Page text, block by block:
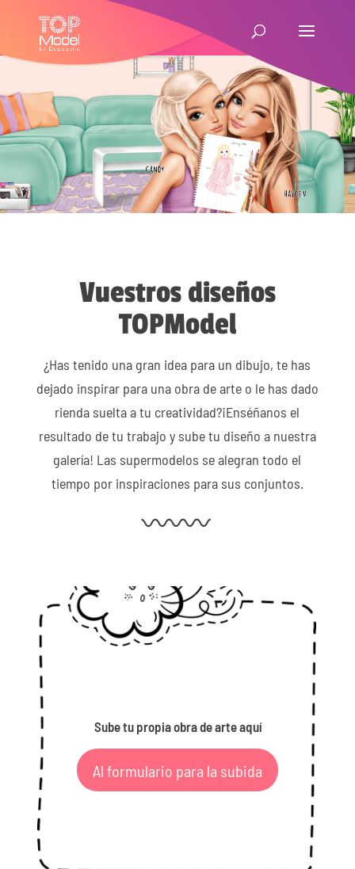
Vuestros diseños
TOPModel
¿Has tenido una gran idea para un dibujo, te has
dejado inspirar para una obra de arte o le has dado
rienda suelta a tu creatividad?¡Enséñanos el
resultado de tu trabajo y sube tu diseño a nuestra
galería! Las supermodelos se alegran todo el
tiempo por inspiraciones para sus conjuntos.
Sube tu propia obra de arte aquí
Al formulario para la subida